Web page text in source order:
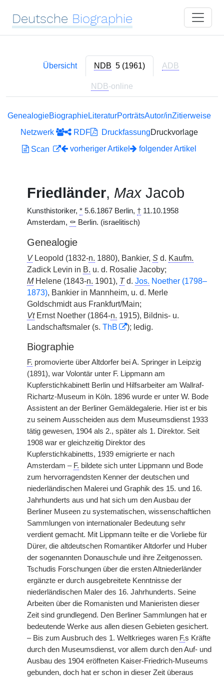
Deutsche Biographie
Übersicht NDB 5 (1961) ADB
NDB-online
GenealogieBiographieLiteraturPorträtsAutor/inZitierweise
Netzwerk
RDF DruckfassungDruckvorlage
Scan
vorheriger Artikel folgender Artikel
Friedländer, Max Jacob
Kunsthistoriker, * 5.6.1867 Berlin, † 11.10.1958
Amsterdam, ⚰ Berlin. (israelitisch)
Genealogie
VLeopold (1832-n. 1880), Bankier, S d. Kaufm.
Zadick Levin in B. u. d. Rosalie Jacoby;
MHelene (1843-n. 1901), Td. Jos. Noether (1798–
1873), Bankier in Mannheim, u. d. Merle
Goldschmidt aus Frankfurt/Main;
VtErnst Noether (1864-n. 1915), Bildnis- u.
Landschaftsmaler (s. ThB ); ledig.
Biographie
F. promovierte über Altdorfer bei A. Springer in Leipzig
(1891), war Volontär unter F. Lippmann am
Kupferstichkabinett Berlin und Hilfsarbeiter am Wallraf-
Richartz-Museum in Köln. 1896 wurde er unter W. Bode
Assistent an der Berliner Gemäldegalerie. Hier ist er bis
zu seinem Ausscheiden aus dem Museumsdienst 1933
tätig gewesen, 1904 als 2., später als 1. Direktor. Seit
1908 war er gleichzeitig Direktor des
Kupferstichkabinetts, 1939 emigrierte er nach
Amsterdam – F. bildete sich unter Lippmann und Bode
zum hervorragendsten Kenner der deutschen und
niederländischen Malerei und Graphik des 15. und 16.
Jahrhunderts aus und hat sich um den Ausbau der
Berliner Museen zu systematischen, wissenschaftlichen
Sammlungen von internationaler Bedeutung sehr
verdient gemacht. Mit Lippmann teilte er die Vorliebe für
Dürer, die altdeutschen Romantiker Altdorfer und Huber
der sogenannten Donauschule und ihre Zeitgenossen.
Tschudis Forschungen über die ersten Altniederländer
ergänzte er durch ausgebreitete Kenntnisse der
niederländischen Maler des 16. Jahrhunderts. Seine
Arbeiten über die Romanisten und Manieristen dieser
Zeit sind grundlegend. Den Berliner Sammlungen hat er
bedeutende Werke aus allen diesen Gebieten gesichert.
– Bis zum Ausbruch des 1. Weltkrieges waren F.s Kräfte
durch den Museumsdienst, vor allem durch den Auf- und
Ausbau des 1904 eröffneten Kaiser-Friedrich-Museums
gebunden, doch hat er schon in dieser Zeit überaus